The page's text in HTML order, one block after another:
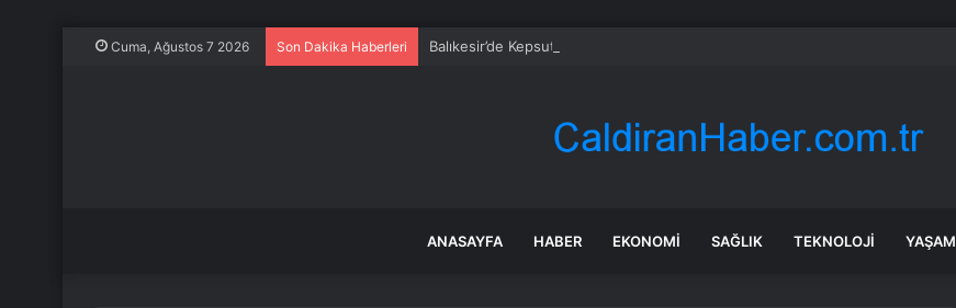
Cuma, Ağustos 7 2026 Son Dakika Haberleri Balıkesir’de Kepsut’a Kent Lokantası ve altyapı desteği
ANASAYFA HABER EKONOMI SAĞLIK TEKNOLOJI YAŞAM